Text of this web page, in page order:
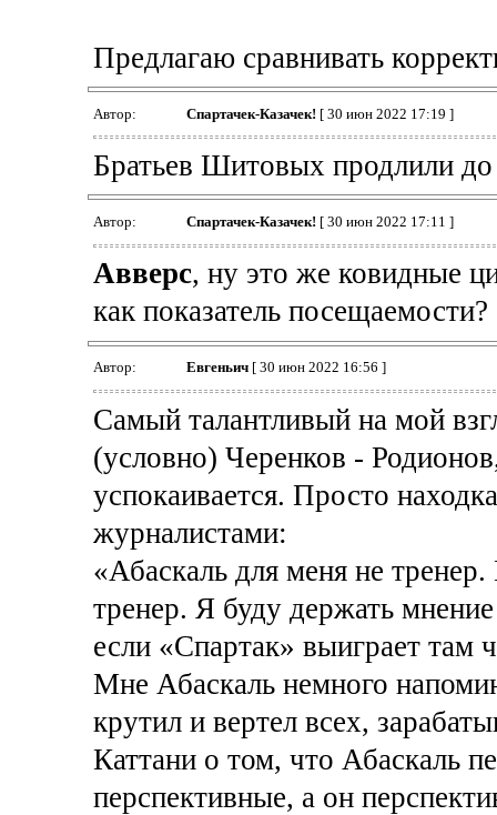
Предлагаю сравнивать
Автор: Спартачек-Казачек! [ 30 июн 2022 17:19 ]
Братьев Шитовых продлили
Автор: Спартачек-Казачек! [ 30 июн 2022 17:11 ]
Авверс, ну это же ковидные
как показатель посещаемости?
Автор: Евгеньич[ 30 июн 2022 16:56 ]
Самый талантливый на мой
(условно) Черенков -
успокаивается. Просто
журналистами:
«Абаскаль для меня не
тренер. Я буду держать
если «Спартак» выиграет там
Мне Абаскаль немного
крутил и вертел всех,
Каттани о том, что Абаскаль
перспективные, а он